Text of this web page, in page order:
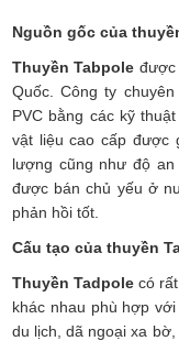
Nguồn gốc của
Thuyền Tabpole được
Quốc. Công ty
PVC bằng các kỹ
vật liệu cao cấp được
lượng cũng như độ an
được bán chủ yếu ở
phản hồi tốt.
Cấu tạo của thuyền
Thuyền Tadpolecó rất
khác nhau phù hợp
du lịch, dã ngoại xa